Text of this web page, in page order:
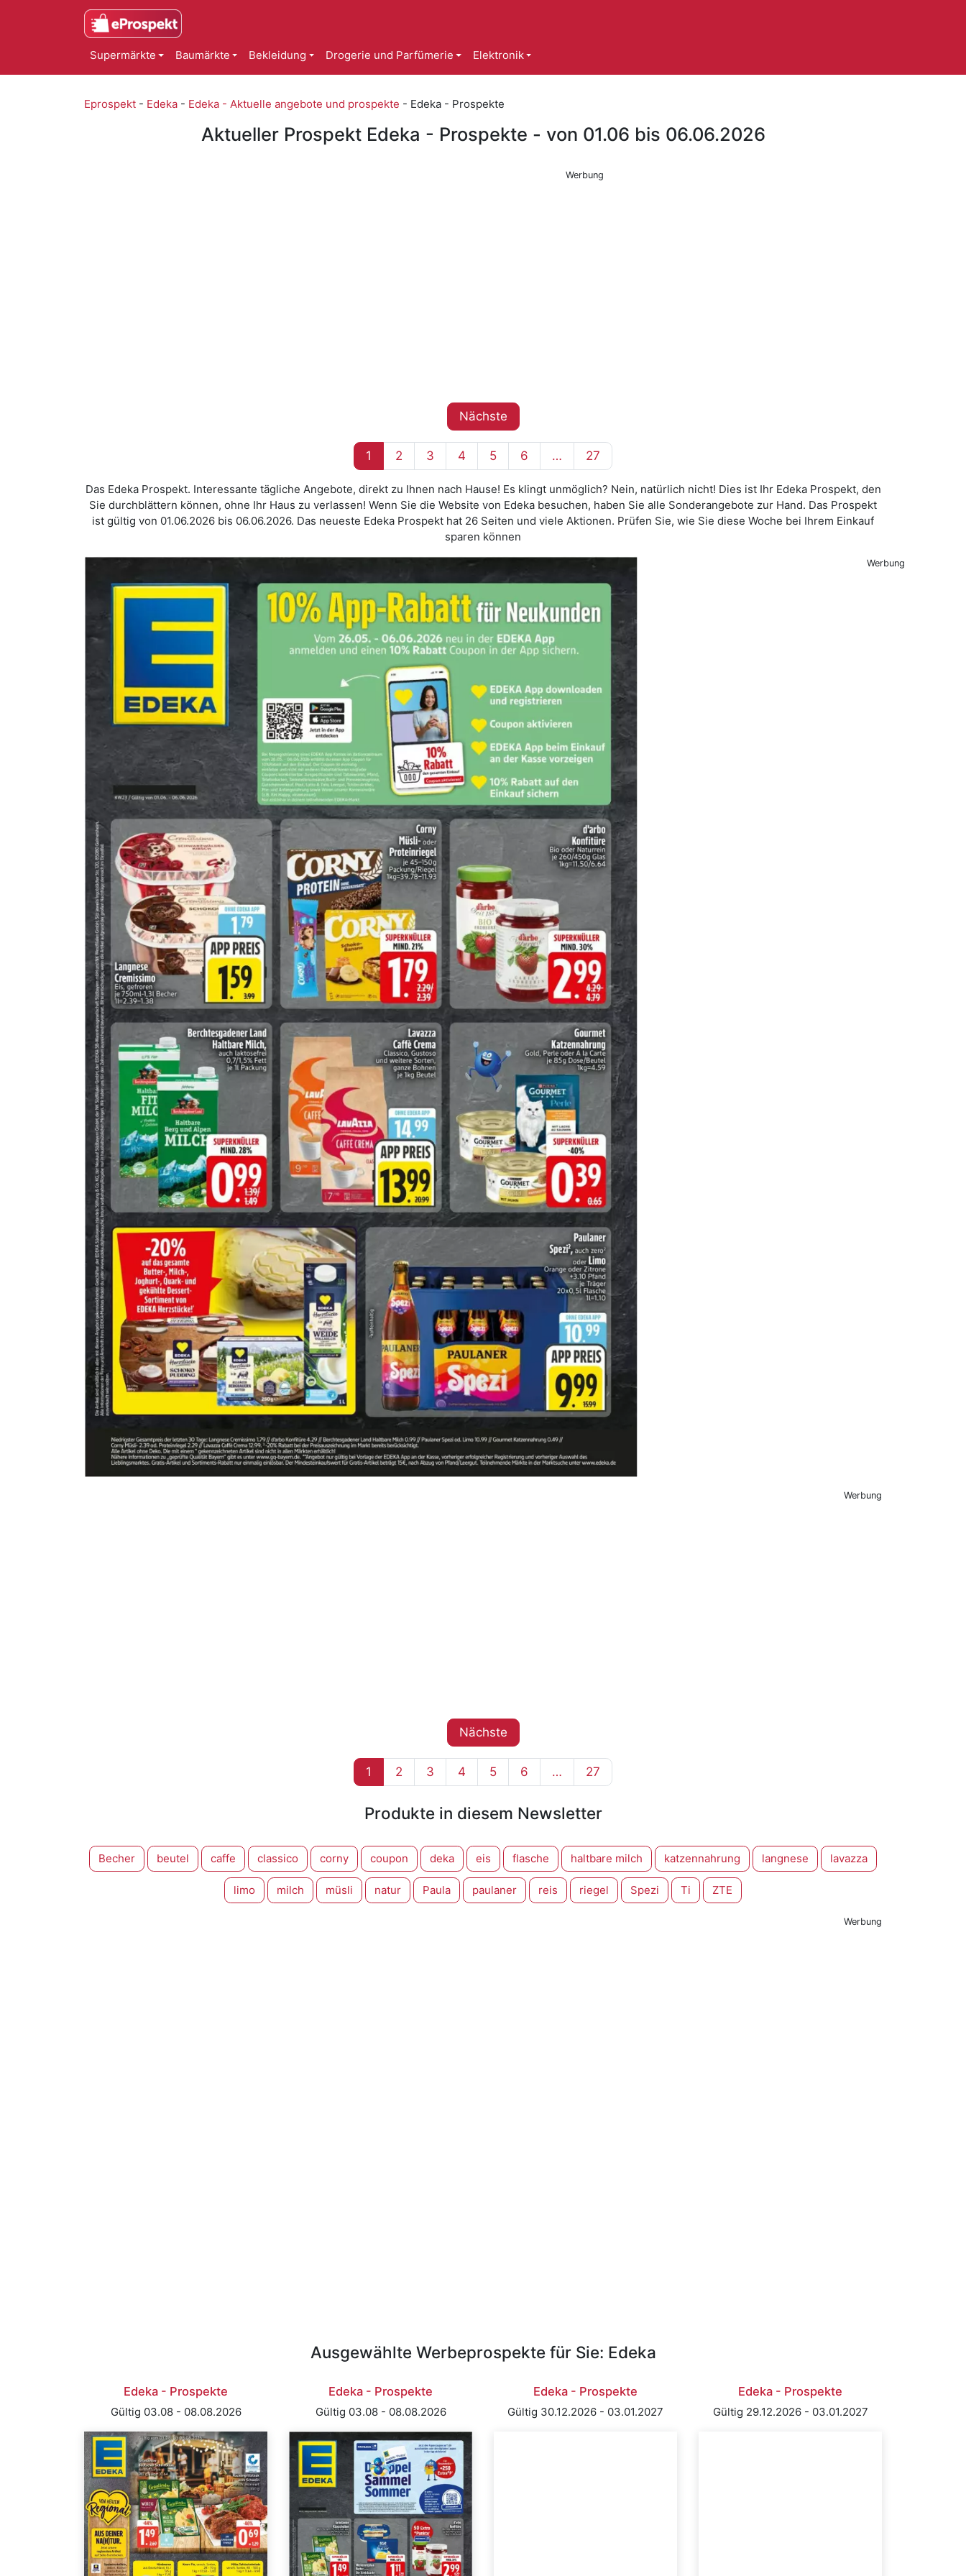
Supermärkte Baumärkte Bekleidung Drogerie und Parfümerie Elektronik
Eprospekt - Edeka - Edeka - Aktuelle angebote und prospekte - Edeka - Prospekte
Werbung
Aktueller Prospekt Edeka - Prospekte - von 01.06 bis 06.06.2026
Nächste
1 2 3 4 5 6 … 27
Das Edeka Prospekt. Interessante tägliche Angebote, direkt zu Ihnen nach Hause! Es klingt unmöglich? Nein, natürlich nicht! Dies ist Ihr Edeka Prospekt, den
Sie durchblättern können, ohne Ihr Haus zu verlassen! Wenn Sie die Website von Edeka besuchen, haben Sie alle Sonderangebote zur Hand. Das Prospekt
ist gültig von 01.06.2026 bis 06.06.2026. Das neueste Edeka Prospekt hat 26 Seiten und viele Aktionen. Prüfen Sie, wie Sie diese Woche bei Ihrem Einkauf
sparen können
Werbung
Werbung
Nächste
1 2 3 4 5 6 … 27
Produkte in diesem Newsletter
Becher beutel caffe classico corny coupon deka eis flasche haltbare milch katzennahrung langnese lavazza
limo milch müsli natur Paula paulaner reis riegel Spezi Ti ZTE
Werbung
Ausgewählte Werbeprospekte für Sie: Edeka
Edeka - Prospekte
Gültig 03.08 - 08.08.2026
Edeka - Prospekte
Gültig 03.08 - 08.08.2026
Edeka - Prospekte
Gültig 30.12.2026 - 03.01.2027
Edeka - Prospekte
Gültig 29.12.2026 - 03.01.2027